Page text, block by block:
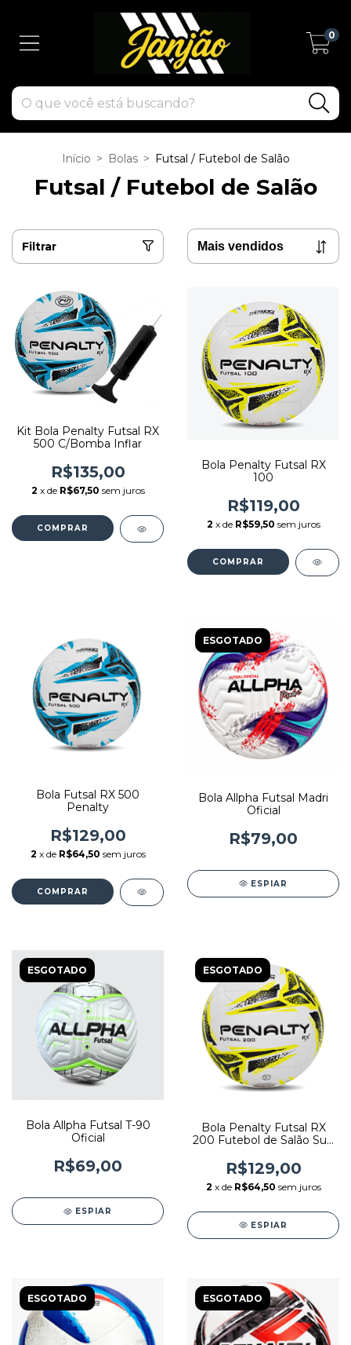
0
Início > Bolas > Futsal / Futebol de Salão
Futsal / Futebol de Salão
Filtrar
Kit Bola Penalty Futsal RX
500 C/Bomba Inflar
R$135,00
2 x de R$67,50 sem juros
COMPRAR
Bola Penalty Futsal RX
100
R$119,00
2 x de R$59,50 sem juros
COMPRAR
Bola Futsal RX 500
Penalty
R$129,00
2 x de R$64,50 sem juros
COMPRAR
ESGOTADO
Bola Allpha Futsal Madri
Oficial
R$79,00
ESPIAR
ESGOTADO
Bola Allpha Futsal T-90
Oficial
R$69,00
ESPIAR
ESGOTADO
Bola Penalty Futsal RX
200 Futebol de Salão Sub
R$129,00
2 x de R$64,50 sem juros
ESPIAR
ESGOTADO ESGOTADO